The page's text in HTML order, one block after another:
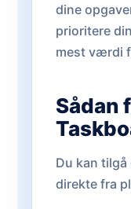
dine
prioritere
mest værdi
Sådan
Du kan
direkte fra